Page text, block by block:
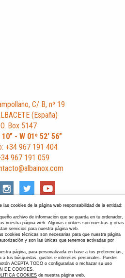
C/ B, nº 19
(España)
Box 5147
10” - W 01º 52’ 56”
+34 967 191 404
967 191 059
comunicación. Esta página
Chrome, Internet Explorer
Firefox 4.0.
las cookies de la página web responsabilidad de la entidad:
archivo de información que se guarda en tu ordenador,
nuestra página web. Algunas cookies son nuestras y otras
servicios para nuestra página web.
cookies técnicas son necesarias para que nuestra página
y son las únicas que tenemos activadas por
página, para personalizarla en base a tus preferencias,
a tus búsquedas, gustos e intereses personales. Puedes
ACEPTA TODO o configurarlas o rechazar su uso
DE COOKIES.
COOKIES de nuestra página web.